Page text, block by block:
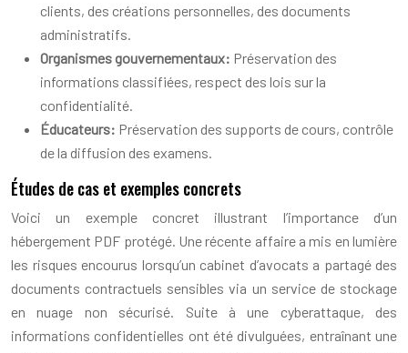
clients, des créations personnelles, des documents
administratifs.
Organismes gouvernementaux: Préservation des
informations classifiées, respect des lois sur la
confidentialité.
Éducateurs: Préservation des supports de cours, contrôle
de la diffusion des examens.
Études de cas et exemples concrets
Voici un exemple concret illustrant l’importance d’un
hébergement PDF protégé. Une récente affaire a mis en lumière
les risques encourus lorsqu’un cabinet d’avocats a partagé des
documents contractuels sensibles via un service de stockage
en nuage non sécurisé. Suite à une cyberattaque, des
informations confidentielles ont été divulguées, entraînant une